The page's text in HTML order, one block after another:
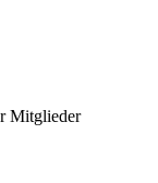
Mitglieder